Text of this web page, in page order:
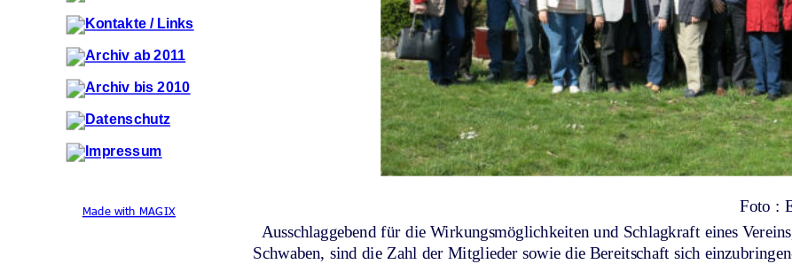
Made with MAGIX
Foto :
Ausschlaggebend für die Wirkungsmöglichkeiten und Schlagkraft eines
Schwaben, sind die Zahl der Mitglieder sowie die Bereitschaft sich